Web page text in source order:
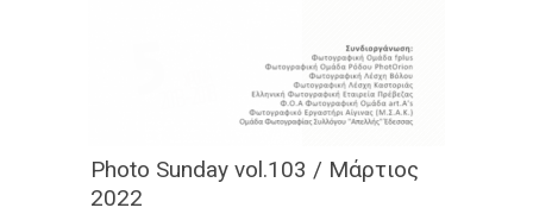
Photo Sunday vol.103 / Μάρτιος
2022